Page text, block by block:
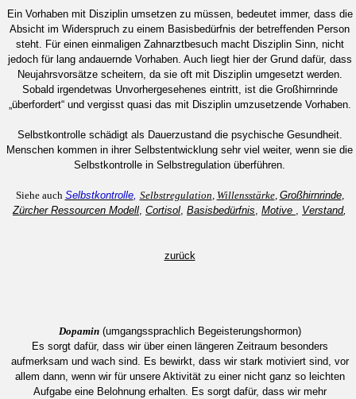
Ein Vorhaben mit Disziplin umsetzen zu müssen, bedeutet immer, dass die
Absicht im Widerspruch zu einem Basisbedürfnis der betreffenden Person
steht. Für einen einmaligen Zahnarztbesuch macht Disziplin Sinn, nicht
jedoch für lang andauernde Vorhaben. Auch liegt hier der Grund dafür, dass
Neujahrsvorsätze scheitern, da sie oft mit Disziplin umgesetzt werden.
Sobald irgendetwas Unvorhergesehenes eintritt, ist die Großhirnrinde
„überfordert“ und vergisst quasi das mit Disziplin umzusetzende Vorhaben.
Selbstkontrolle schädigt als Dauerzustand die psychische Gesundheit.
Menschen kommen in ihrer Selbstentwicklung sehr viel weiter, wenn sie die
Selbstkontrolle in Selbstregulation überführen.
Siehe auch Selbstkontrolle, Selbstregulation Willensstärke, Großhirnrinde,
Zürcher Ressourcen Modell Cortisol Basisbedürfnis Motive Verstand,
zurück
Dopamin(umgangssprachlich Begeisterungshormon)
Es sorgt dafür, dass wir über einen längeren Zeitraum besonders
aufmerksam und wach sind. Es bewirkt, dass wir stark motiviert sind, vor
allem dann, wenn wir für unsere Aktivität zu einer nicht ganz so leichten
Aufgabe eine Belohnung erhalten. Es sorgt dafür, dass wir mehr